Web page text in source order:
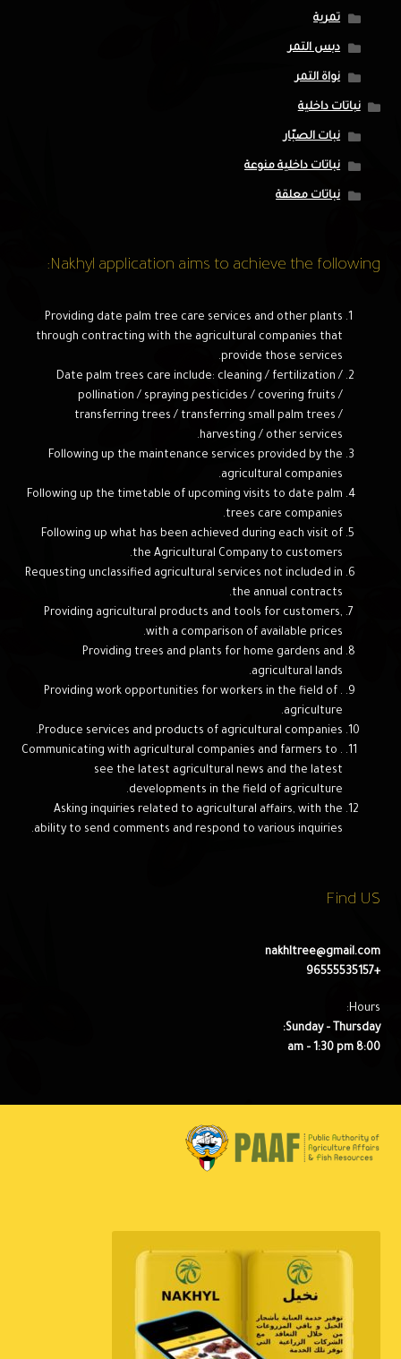
تمرية
دبس التمر
نواة التمر
نباتات داخلية
نبات الصبّار
نباتات داخلية منوعة
نباتات معلقة
Nakhyl application aims to achieve the following:
Providing date palm tree care services and other plants
through contracting with the agricultural companies that
provide those services.
Date palm trees care include: cleaning / fertilization /
pollination / spraying pesticides / covering fruits /
transferring trees / transferring small palm trees /
harvesting / other services.
Following up the maintenance services provided by the
agricultural companies.
Following up the timetable of upcoming visits to date palm
trees care companies.
Following up what has been achieved during each visit of
the Agricultural Company to customers.
Requesting unclassified agricultural services not included in
the annual contracts.
Providing agricultural products and tools for customers,
with a comparison of available prices.
Providing trees and plants for home gardens and
agricultural lands.
. Providing work opportunities for workers in the field of
agriculture.
Produce services and products of agricultural companies.
. Communicating with agricultural companies and farmers to
see the latest agricultural news and the latest
developments in the field of agriculture.
Asking inquiries related to agricultural affairs, with the
ability to send comments and respond to various inquiries.
Find US
nakhltree@gmail.com
+96555535157
Hours:
Sunday – Thursday:
8:00 am – 1:30 pm